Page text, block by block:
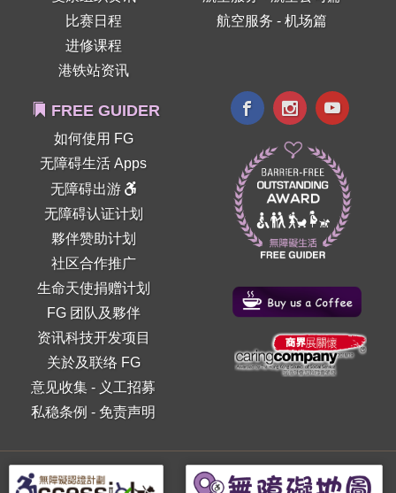
比赛日程
进修课程
港铁站资讯
航空服务 - 机场篇
FREE GUIDER
如何使用 FG
无障碍生活 Apps
无障碍出游
无障碍认证计划
夥伴赞助计划
社区合作推广
生命天使捐赠计划
FG 团队及夥伴
资讯科技开发项目
关於及联络 FG
意见收集 - 义工招募
私稳条例 - 免责声明